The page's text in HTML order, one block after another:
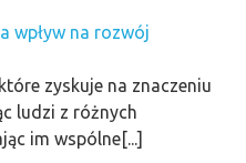
wpływ na rozwój
zyskuje na znaczeniu
ludzi z różnych
im wspólne[...]